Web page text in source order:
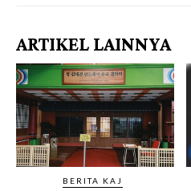
ARTIKEL LAINNYA
BERITA KAJ